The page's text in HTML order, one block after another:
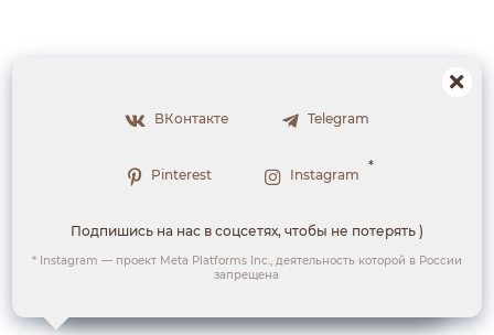
более удобной для вас.
Понятно
ВКонтакте Telegram
Pinterest Instagram
*
Подпишись на нас в соцсетях, чтобы не потерять )
* Instagram — проект Meta Platforms Inc., деятельность которой в России
запрещена